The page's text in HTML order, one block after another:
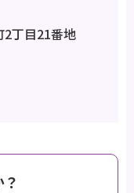
丁目21番地